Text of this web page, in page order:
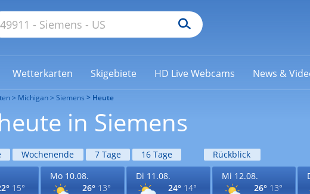
Wetterkarten Skigebiete HD Live Webcams News &
Michigan Siemens Heute
in Siemens
Wochenende 7 Tage 16 Tage
Rückblick
15°
Mo 10.08.
26° 13°
Di 11.08.
24° 14°
Mi 12.08.
26° 13°